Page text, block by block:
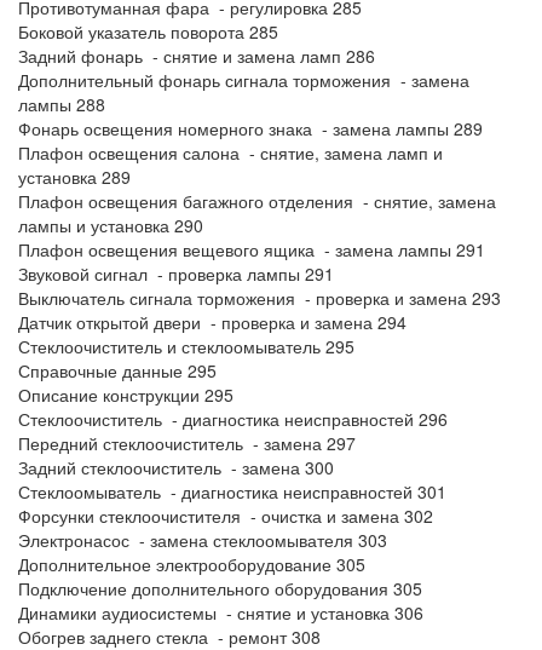
Противотуманная фара - регулировка 285
Боковой указатель поворота 285
Задний фонарь - снятие и замена ламп 286
Дополнительный фонарь сигнала торможения - замена
лампы 288
Фонарь освещения номерного знака - замена лампы 289
Плафон освещения салона - снятие, замена ламп и
установка 289
Плафон освещения багажного отделения - снятие, замена
лампы и установка 290
Плафон освещения вещевого ящика - замена лампы 291
Звуковой сигнал - проверка лампы 291
Выключатель сигнала торможения - проверка и замена 293
Датчик открытой двери - проверка и замена 294
Стеклоочиститель и стеклоомыватель 295
Справочные данные 295
Описание конструкции 295
Стеклоочиститель - диагностика неисправностей 296
Передний стеклоочиститель - замена 297
Задний стеклоочиститель - замена 300
Стеклоомыватель - диагностика неисправностей 301
Форсунки стеклоочистителя - очистка и замена 302
Электронасос - замена стеклоомывателя 303
Дополнительное электрооборудование 305
Подключение дополнительного оборудования 305
Динамики аудиосистемы - снятие и установка 306
Обогрев заднего стекла - ремонт 308